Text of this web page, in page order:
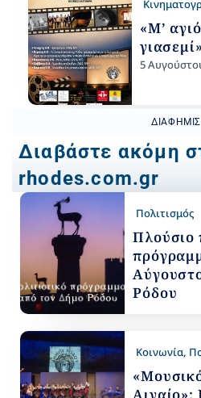
«Μ’
γιασεμί»
5
Διαβάστε ακόμη
rhodes.com.gr
Πολιτισμός
Πλούσιο
Ρόδου
Κοινωνία,